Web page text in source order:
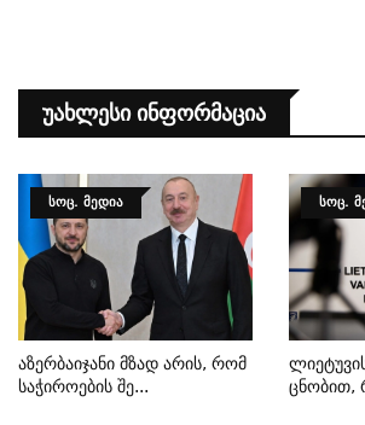
Უახლესი Ინფორმაცია
ᲡᲝᲪ. ᲛᲔᲓᲘᲐ
Აზერბაიჯანი Მზად Არის, Რომ
Საჭიროების Შე...
ᲡᲝᲪ.
Ცნობით,